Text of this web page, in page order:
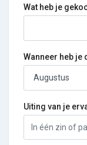
Wat heb je
Wanneer heb je
Uiting van je